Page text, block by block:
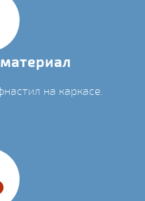
на каркасе.